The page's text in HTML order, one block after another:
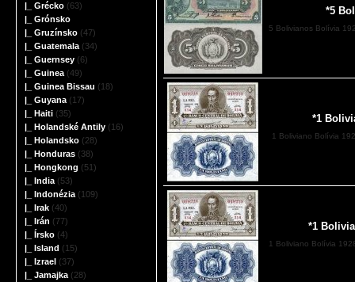
|_ Grécko (63)
|_ Grónsko
|_ Gruzínsko (47)
|_ Guatemala (34)
|_ Guernsey (6)
|_ Guinea (49)
|_ Guinea Bissau (18)
|_ Guyana (17)
|_ Haiti (35)
|_ Holandské Antily (16)
|_ Holandsko (28)
|_ Honduras (38)
|_ Hongkong (51)
|_ India (53)
|_ Indonézia (109)
|_ Irak (40)
|_ Irán (77)
|_ Írsko (4)
|_ Island (15)
|_ Izrael (37)
|_ Jamajka (28)
*5
5 Bolivianos Bolívia
*1
1 Boliviano Bolívia
*1
1 Boliviano Bolívia